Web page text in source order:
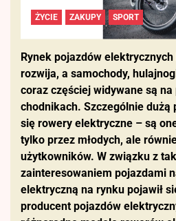
SPORT
ZAKUPY
ŻYCIE
Rynek pojazdów
rozwija, a samochody,
coraz częściej widywane są
chodnikach. Szczególnie dużą
się rowery elektryczne – są
tylko przez młodych, ale
użytkowników. W związku z
zainteresowaniem pojazdami
elektryczną na rynku pojawił
producent pojazdów